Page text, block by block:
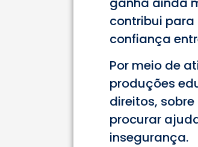
contribui
confiança
Por meio de
produções
direitos,
procurar
insegurança.